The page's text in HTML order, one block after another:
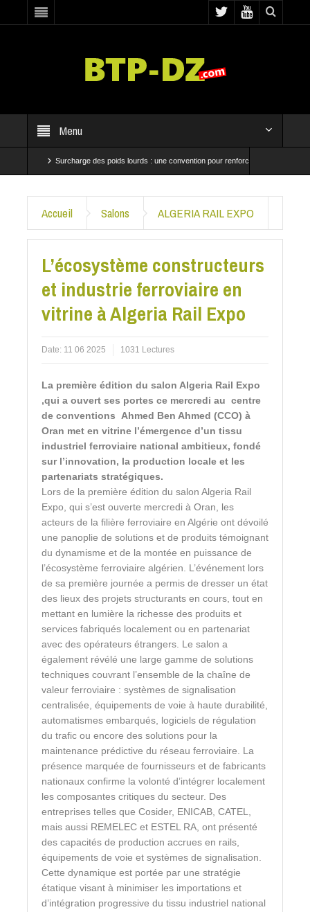
Menu
Surcharge des poids lourds : une convention pour renforcer les contrôles
Accueil Salons ALGERIA RAIL EXPO
L’écosystème constructeurs
et industrie ferroviaire en
vitrine à Algeria Rail Expo
Date: 11 06 2025 1031 Lectures
La première édition du salon Algeria Rail Expo
,qui a ouvert ses portes ce mercredi au centre
de conventions Ahmed Ben Ahmed (CCO) à
Oran met en vitrine l’émergence d’un tissu
industriel ferroviaire national ambitieux, fondé
sur l’innovation, la production locale et les
partenariats stratégiques.
Lors de la première édition du salon Algeria Rail
Expo, qui s’est ouverte mercredi à Oran, les
acteurs de la filière ferroviaire en Algérie ont dévoilé
une panoplie de solutions et de produits témoignant
du dynamisme et de la montée en puissance de
l’écosystème ferroviaire algérien. L’événement lors
de sa première journée a permis de dresser un état
des lieux des projets structurants en cours, tout en
mettant en lumière la richesse des produits et
services fabriqués localement ou en partenariat
avec des opérateurs étrangers. Le salon a
également révélé une large gamme de solutions
techniques couvrant l’ensemble de la chaîne de
valeur ferroviaire : systèmes de signalisation
centralisée, équipements de voie à haute durabilité,
automatismes embarqués, logiciels de régulation
du trafic ou encore des solutions pour la
maintenance prédictive du réseau ferroviaire. La
présence marquée de fournisseurs et de fabricants
nationaux confirme la volonté d’intégrer localement
les composantes critiques du secteur. Des
entreprises telles que Cosider, ENICAB, CATEL,
mais aussi REMELEC et ESTEL RA, ont présenté
des capacités de production accrues en rails,
équipements de voie et systèmes de signalisation.
Cette dynamique est portée par une stratégie
étatique visant à minimiser les importations et
d’intégration progressive du tissu industriel national